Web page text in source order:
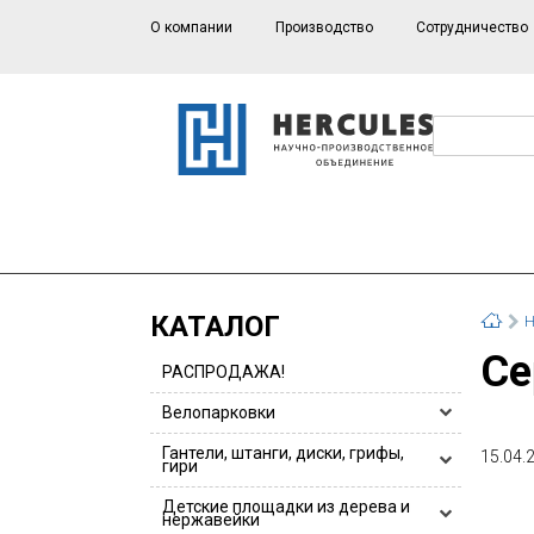
О компании Производство Сотрудничество
КАТАЛОГ
РАСПРОДАЖА!
Велопарковки
Велопарковки HERCULES
Велопарковки для 1 или 2 велосипедов
Велопарковки из нержавейки
Гантели, штанги, диски, грифы,
гири
Гантели, гантельные ряды
Детские площадки из дерева и
нержавейки